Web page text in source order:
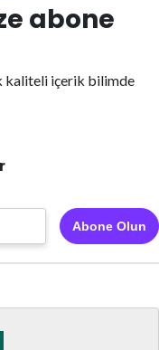
abone
kaliteli içerik bilimde
Abone Olun